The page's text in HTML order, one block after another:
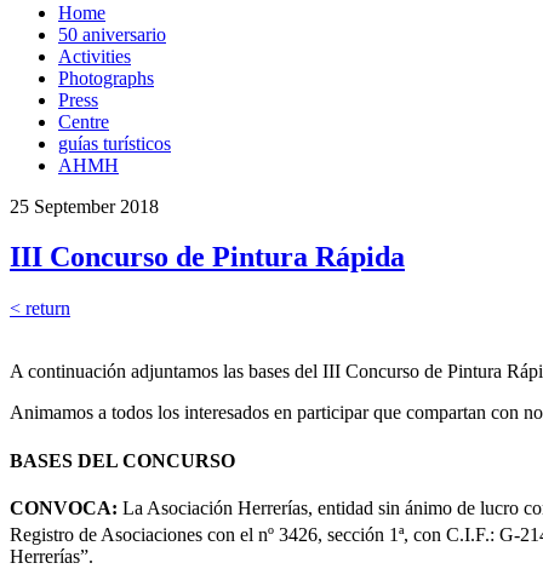
Home
50 aniversario
Activities
Photographs
Press
Centre
guías turísticos
AHMH
25 September 2018
III Concurso de Pintura Rápida
< return
A continuación adjuntamos las bases del III Concurso de Pintura
Animamos a todos los interesados en participar que compartan con
BASES DEL CONCURSO
CONVOCA: La Asociación Herrerías, entidad sin ánimo de lucro
Registro de Asociaciones con el nº 3426, sección 1ª, con C.I.F.: G-
Herrerías”.